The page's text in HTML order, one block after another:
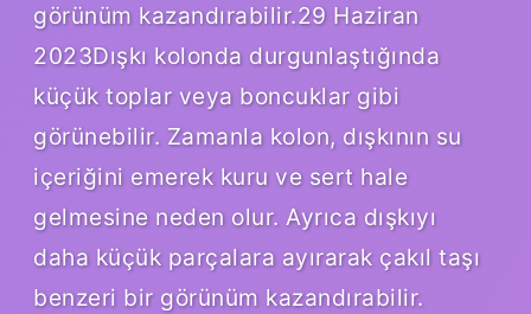
görünüm kazandırabilir.29 Haziran
2023Dışkı kolonda durgunlaştığında
küçük toplar veya boncuklar gibi
görünebilir. Zamanla kolon, dışkının su
içeriğini emerek kuru ve sert hale
gelmesine neden olur. Ayrıca dışkıyı
daha küçük parçalara ayırarak çakıl taşı
benzeri bir görünüm kazandırabilir.